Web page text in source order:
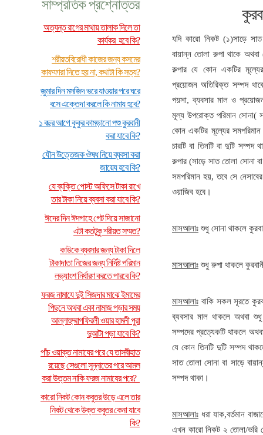
সাম্প্রতিক প্রশ্নোত্তর
অত্যন্ত রাগের মাথায় তালাক দিলে তা
কার্যকর হবে কি?
শরীয়তবিরোধী কাজের জন্য কসমের
কাফফারা দিতে হয় না, কথাটা কি সত্য?
জুমার দিন মসজিদ ভরে যাওয়ার পরে ঘরে
বসে এক্তেদা করলে কি নামায হবে?
১ বছর আগে কুকুর কামড়ানো পশু কুরবানী
করা যাবে কি?
যৌন উত্তেজক ঔষধ নিয়ে ব্যবসা করা
জায়েয হবে কি?
যে ব্যক্তি পোস্ট অফিসে টাকা রাখে
তার টাকা নিয়ে ব্যবসা করা যাবে কি?
ঈদের দিন ঈদগাহে গেট দিয়ে সাজানো
এটা কতটুকু শরীয়ত সম্মত?
কাউকে ব্যবসার জন্য টাকা দিলে
টাকাদাতা নিজের জন্য নির্দিষ্ট পরিমান
লভ্যাংশ নির্ধারণ করতে পারবে কি?
ফরজ নামাযে দুই সিজদার মাঝে ইমামের
পিছনে অথবা একা নামাজ পড়ার সময়
আল্লাহুম্মাগফিরলী ওয়ার হামনী পুরা
দুআটা পড়া যাবে কি?
পাঁচ ওয়াক্ত নামাযের পরে যে তাসবীহাত
রয়েছে সেগুলো সুন্নাতের পরে আমল
করা উত্তম নাকি ফরজ নামাযের পরে?
কারো নিকট কোন কবুতর উড়ে এলে তার
নিকট থেকে উক্ত কবুতর কেনা যাবে
কি?
যদি কারো নিকট (১)সাড়ে
বায়ান্ন তোলা রুপা থাকে
রুপার যে কোন একটির মূল্যের
প্রয়োজন অতিরিক্ত সম্পদ
পয়সা, ব্যবসার মাল ও
মূল্য উপরোক্ত পরিমান সোনা(
কোন একটির মূল্যের
চারটি বা তিনটি বা দুটি সম্পদ
রুপার (সাড়ে সাত তোলা সোনা
সমপরিমান হয়, তবে সে
ওয়াজিব হবে।
মাসআলাঃ শুধু সোনা থাকলে
মাসআলাঃ শুধু রুপা থাকলে
মাসআলাঃ বাকি সকল সূরতে
ব্যবসার মাল থাকলে অথবা
সম্পদের প্রত্যেকটি থাকলে
যে কোন তিনটি দুটি সম্পদ
সাত তোলা সোনা বা সাড়ে
সম্পদ থাকা।
মাসআলাঃ ধরা যাক,বর্তমান
এখন কারো নিকট ২ তোলা/ভরি